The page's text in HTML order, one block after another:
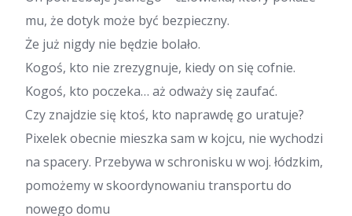
mu, że dotyk może być bezpieczny.
Że już nigdy nie będzie bolało.
Kogoś, kto nie zrezygnuje, kiedy on się cofnie.
Kogoś, kto poczeka… aż odważy się zaufać.
Czy znajdzie się ktoś, kto naprawdę go uratuje?
Pixelek obecnie mieszka sam w kojcu, nie wychodzi
na spacery. Przebywa w schronisku w woj. łódzkim,
pomożemy w skoordynowaniu transportu do
nowego domu